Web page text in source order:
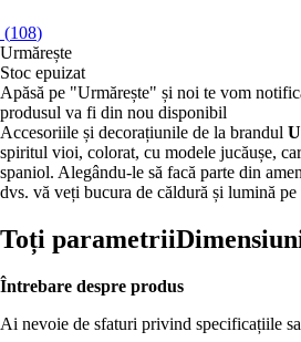
(108)
Urmărește
Stoc epuizat
Apăsă pe "Urmărește" și noi te vom
produsul va fi din nou disponibil
Accesoriile și decorațiunile de la brandul
spiritul vioi, colorat, cu modele jucăușe,
spaniol. Alegându-le să facă parte din
dvs. vă veți bucura de căldură și lumină pe
Toți parametrii
Întrebare despre produs
Ai nevoie de sfaturi privind specificațiile